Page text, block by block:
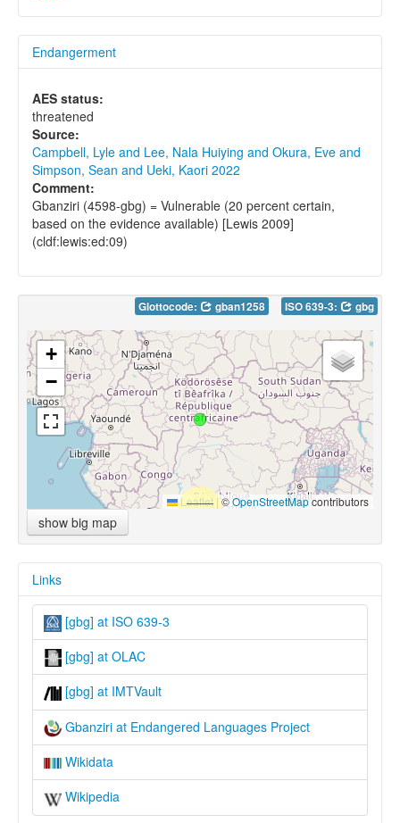
Endangerment
AES status:
threatened
Source:
Campbell, Lyle and Lee, Nala Huiying and Okura, Eve and
Simpson, Sean and Ueki, Kaori 2022
Comment:
Gbanziri (4598-gbg) = Vulnerable (20 percent certain,
based on the evidence available) [Lewis 2009]
(cldf:lewis:ed:09)
Glottocode: gban1258 ISO 639-3: gbg
+
−
Leaflet |©OpenStreetMapcontributors
show big map
Links
[gbg] at ISO 639-3
[gbg] at OLAC
[gbg] at IMTVault
Gbanziri at Endangered Languages Project
Wikidata
Wikipedia